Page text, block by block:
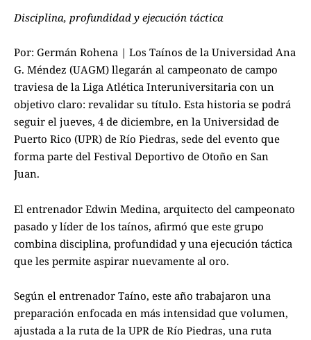
Disciplina, profundidad y ejecución táctica
Por: Germán Rohena | Los Taínos de la Universidad Ana
G. Méndez (UAGM) llegarán al campeonato de campo
traviesa de la Liga Atlética Interuniversitaria con un
objetivo claro: revalidar su título. Esta historia se podrá
seguir el jueves, 4 de diciembre, en la Universidad de
Puerto Rico (UPR) de Río Piedras, sede del evento que
forma parte del Festival Deportivo de Otoño en San
Juan.
El entrenador Edwin Medina, arquitecto del campeonato
pasado y líder de los taínos, afirmó que este grupo
combina disciplina, profundidad y una ejecución táctica
que les permite aspirar nuevamente al oro.
Según el entrenador Taíno, este año trabajaron una
preparación enfocada en más intensidad que volumen,
ajustada a la ruta de la UPR de Río Piedras, una ruta